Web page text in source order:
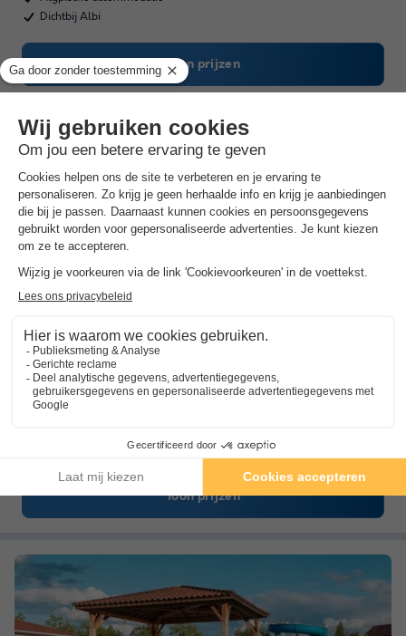
Dichtbij Albi
Toon prijzen
Flower Camping Le Soleil des Bastides
Midi-pyrénées,Cahuzac Sur Vere
4.6 8.9 Zeer goed
Rustige en schaduwrijke camping
Dichtbij verschillende elektrische stations
Toon prijzen